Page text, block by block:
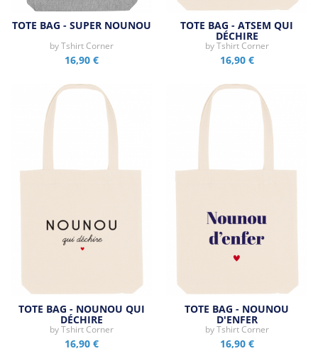
TOTE BAG - SUPER NOUNOU
byTshirt Corner
16,90 €
TOTE BAG - ATSEM QUI
DÉCHIRE
byTshirt Corner
16,90 €
TOTE BAG - NOUNOU QUI
DÉCHIRE
byTshirt Corner
16,90 €
TOTE BAG - NOUNOU
D'ENFER
byTshirt Corner
16,90 €